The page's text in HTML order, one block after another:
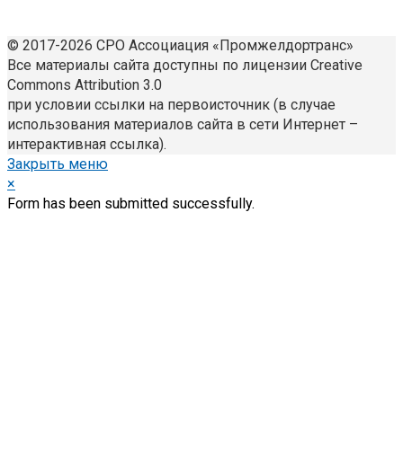
© 2017-2026 СРО Ассоциация «Промжелдортранс»
Все материалы сайта доступны по лицензии Creative
Commons Attribution 3.0
при условии ссылки на первоисточник (в случае
использования материалов сайта в сети Интернет –
интерактивная ссылка).
Закрыть меню
×
Form has been submitted successfully.